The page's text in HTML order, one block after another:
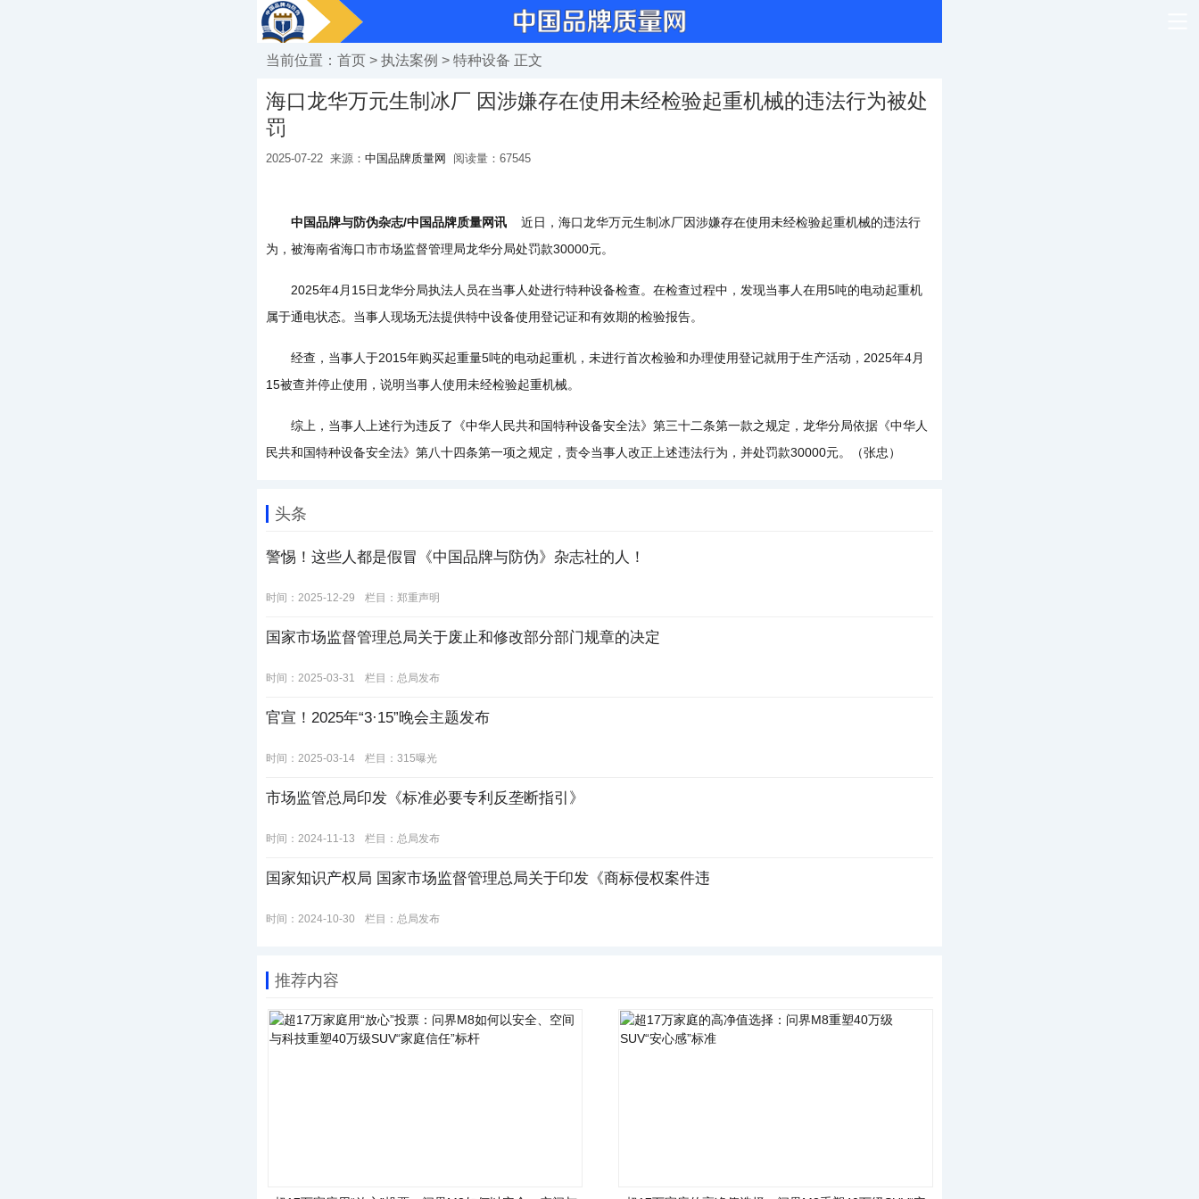
当前位置： 首页 > 执法案例 > 特种设备 正文
海口龙华万元生制冰厂 因涉嫌存在使用未经检验起重机械的违法行为被处
罚
2025-07-22 来源： 中国品牌质量网 阅读量： 67545
中国品牌与防伪杂志/中国品牌质量网讯
近日，海口龙华万元生制冰厂因涉嫌存在使用未经检验起重机械的违法行
为，被海南省海口市市场监督管理局龙华分局处罚款30000元。
2025年4月15日龙华分局执法人员在当事人处进行特种设备检查。在检查过程中，发现当事人在用5吨的电动起重机
属于通电状态。当事人现场无法提供特中设备使用登记证和有效期的检验报告。
经查，当事人于2015年购买起重量5吨的电动起重机，未进行首次检验和办理使用登记就用于生产活动，2025年4月
15被查并停止使用，说明当事人使用未经检验起重机械。
综上，当事人上述行为违反了《中华人民共和国特种设备安全法》第三十二条第一款之规定，龙华分局依据《中华人
民共和国特种设备安全法》第八十四条第一项之规定，责令当事人改正上述违法行为，并处罚款30000元。（张忠）
头条
警惕！这些人都是假冒《中国品牌与防伪》杂志社的人！
时间：2025-12-29 栏目： 郑重声明
国家市场监督管理总局关于废止和修改部分部门规章的决定
时间：2025-03-31 栏目： 总局发布
官宣！2025年“3·15”晚会主题发布
时间：2025-03-14 栏目： 315曝光
市场监管总局印发《标准必要专利反垄断指引》
时间：2024-11-13 栏目： 总局发布
国家知识产权局 国家市场监督管理总局关于印发《商标侵权案件违
时间：2024-10-30 栏目： 总局发布
推荐内容